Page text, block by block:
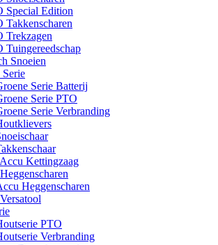
Special Edition
Takkenscharen
Trekzagen
Tuingereedschap
Snoeien
Serie
Serie Batterij
Serie PTO
Serie Verbranding
Kettingzaag
Heggenscharen
PTO
Verbranding